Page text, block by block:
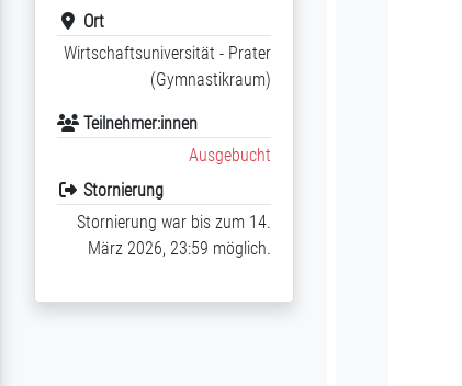
Ort
Wirtschaftsuniversität - Prater
(Gymnastikraum)
Teilnehmer:innen
Ausgebucht
Stornierung
Stornierung war bis zum 14.
März 2026, 23:59 möglich.